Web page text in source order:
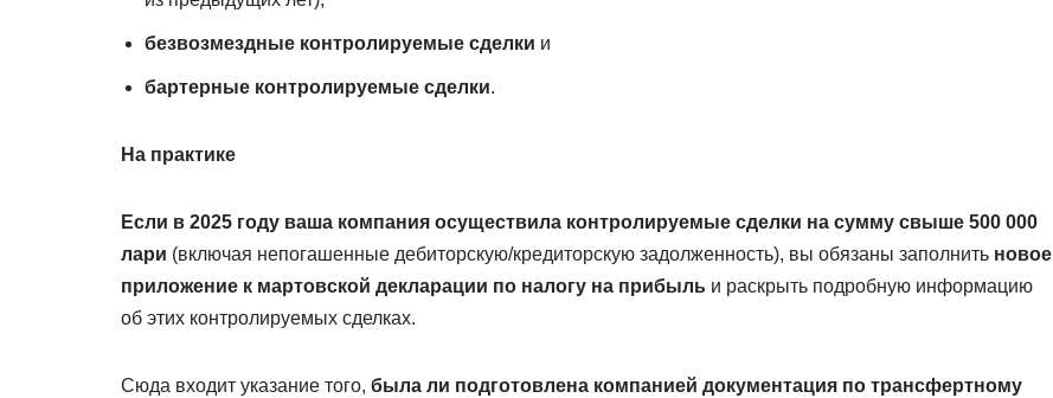
безвозмездные контролируемые сделки и
бартерные контролируемые сделки.
На практике
Если в 2025 году ваша компания осуществила контролируемые сделки на сумму свыше 500 000
лари (включая непогашенные дебиторскую/кредиторскую задолженность), вы обязаны заполнить новое
приложение к мартовской декларации по налогу на прибыль и раскрыть подробную информацию
об этих контролируемых сделках.
Сюда входит указание того, была ли подготовлена компанией документация по трансфертному